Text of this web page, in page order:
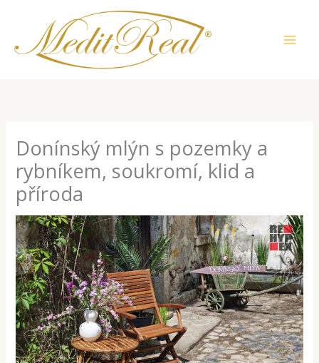
obsah
Donínský mlýn s pozemky a
rybníkem, soukromí, klid a
příroda